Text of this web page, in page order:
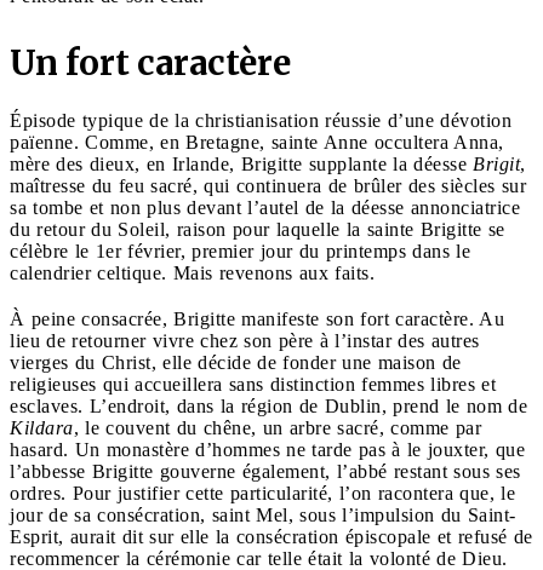
Un fort caractère
Épisode typique de la christianisation réussie d’une dévotion
païenne. Comme, en Bretagne, sainte Anne occultera Anna,
mère des dieux, en Irlande, Brigitte supplante la déesse Brigit,
maîtresse du feu sacré, qui continuera de brûler des siècles sur
sa tombe et non plus devant l’autel de la déesse annonciatrice
du retour du Soleil, raison pour laquelle la sainte Brigitte se
célèbre le 1er février, premier jour du printemps dans le
calendrier celtique. Mais revenons aux faits.
À peine consacrée, Brigitte manifeste son fort caractère. Au
lieu de retourner vivre chez son père à l’instar des autres
vierges du Christ, elle décide de fonder une maison de
religieuses qui accueillera sans distinction femmes libres et
esclaves. L’endroit, dans la région de Dublin, prend le nom de
Kildara, le couvent du chêne, un arbre sacré, comme par
hasard. Un monastère d’hommes ne tarde pas à le jouxter, que
l’abbesse Brigitte gouverne également, l’abbé restant sous ses
ordres. Pour justifier cette particularité, l’on racontera que, le
jour de sa consécration, saint Mel, sous l’impulsion du Saint-
Esprit, aurait dit sur elle la consécration épiscopale et refusé de
recommencer la cérémonie car telle était la volonté de Dieu.